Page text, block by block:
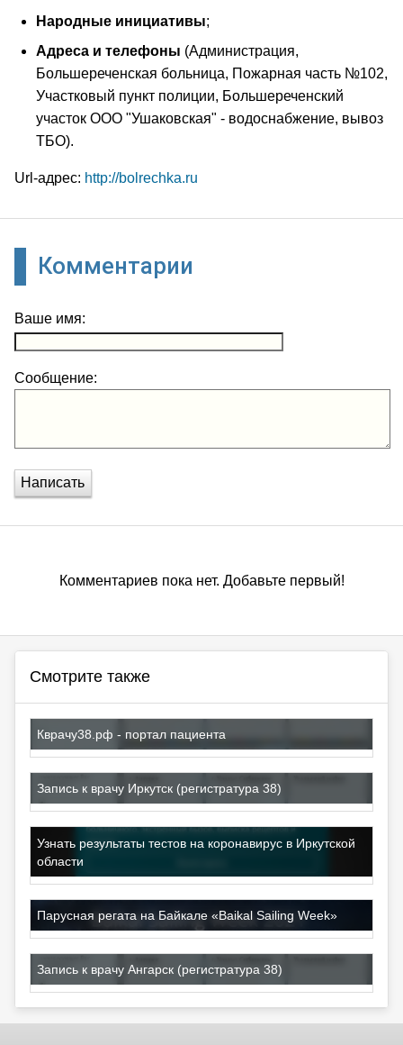
Народные инициативы;
Адреса и телефоны (Администрация,
Большереченская больница, Пожарная часть №102,
Участковый пункт полиции, Большереченский
участок ООО "Ушаковская" - водоснабжение, вывоз
ТБО).
Url-адрес: http://bolrechka.ru
Комментарии
Ваше имя:
Сообщение:
Написать
Комментариев пока нет. Добавьте первый!
Смотрите также
Кврачу38.рф - портал пациента
Запись к врачу Иркутск (регистратура 38)
Узнать результаты тестов на коронавирус в Иркутской
области
Парусная регата на Байкале «Baikal Sailing Week»
Запись к врачу Ангарск (регистратура 38)